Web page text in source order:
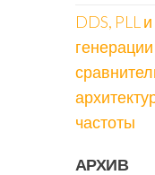
DDS, PLL
частоты
АРХИВ